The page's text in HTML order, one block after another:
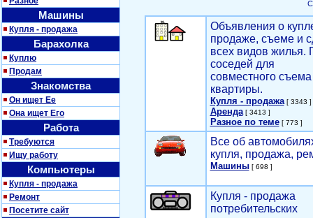
Машины
Купля - продажа
Барахолка
Куплю
Продам
Знакомства
Он ищет Ее
Она ищет Его
Работа
Требуются
Ищу работу
Компьютеры
Купля - продажа
Ремонт
Посетите сайт
Объявления о
продаже, съеме и
всех видов жилья.
соседей для
совместного съема
квартиры.
Купля - продажа[ 3343 ]
Аренда[ 3413 ]
Разное по теме[ 773 ]
Все об
купля, продажа,
Машины[ 698 ]
Купля - продажа
потребительских